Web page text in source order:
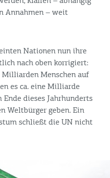
Annahmen – weit
Nationen nun ihre
nach oben korrigiert:
Milliarden Menschen auf
es ca. eine Milliarde
dieses Jahrhunderts
Weltbürger geben. Ein
schließt die UN nicht